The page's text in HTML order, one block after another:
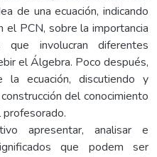
de una ecuación, indicando
el PCN, sobre la importancia
involucran diferentes
el Álgebra. Poco después,
ecuación, discutiendo y
del conocimiento
apresentar, analisar e
que podem ser